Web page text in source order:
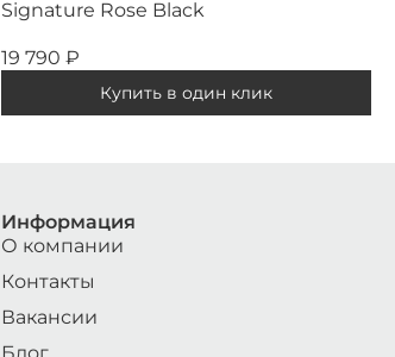
Signature Rose Black
19 790 ₽
Купить в один клик
Информация
О компании
Контакты
Вакансии
Блог